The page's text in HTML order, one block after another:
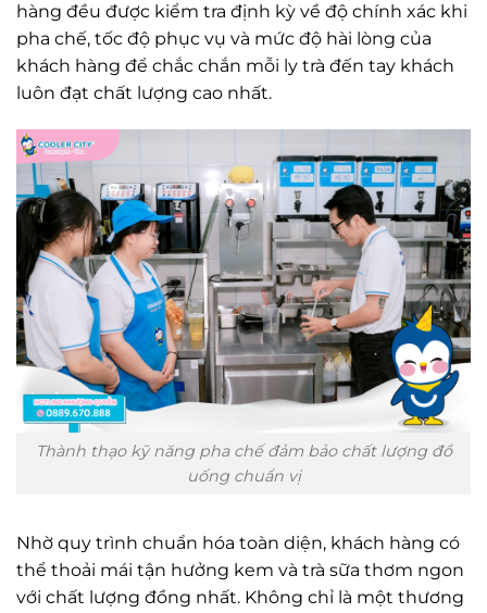
hàng đều được kiểm tra định kỳ về độ chính xác khi
pha chế, tốc độ phục vụ và mức độ hài lòng của
khách hàng để chắc chắn mỗi ly trà đến tay khách
luôn đạt chất lượng cao nhất.
Thành thạo kỹ năng pha chế đảm bảo chất lượng đồ
uống chuẩn vị
Nhờ quy trình chuẩn hóa toàn diện, khách hàng có
thể thoải mái tận hưởng kem và trà sữa thơm ngon
với chất lượng đồng nhất. Không chỉ là một thương